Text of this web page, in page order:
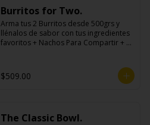
Burritos for Two.
Arma tus 2 Burritos desde 500grs y
llénalos de sabor con tus ingredientes
favoritos + Nachos Para Compartir + 2
$509.00
The Classic Bowl.